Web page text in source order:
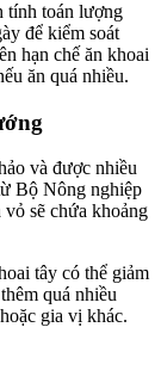
tính toán lượng
để kiểm soát
hạn chế ăn khoai
ăn quá nhiều.
và được nhiều
Bộ Nông nghiệp
sẽ chứa khoảng
tây có thể giảm
quá nhiều
gia vị khác.